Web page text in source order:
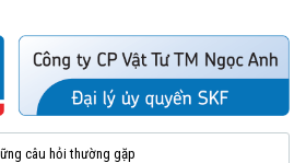
câu hỏi thường gặp